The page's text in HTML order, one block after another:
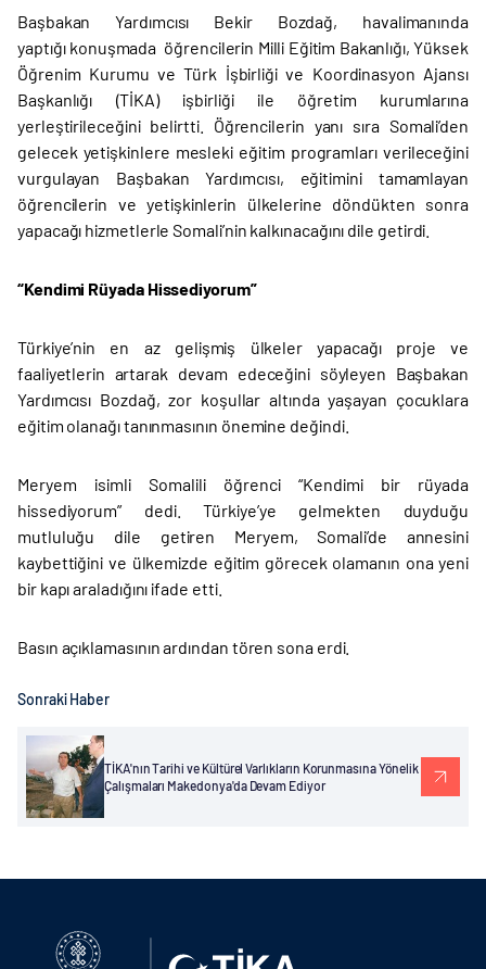
Başbakan Yardımcısı Bekir Bozdağ, havalimanında
yaptığı konuşmada öğrencilerin Milli Eğitim Bakanlığı, Yüksek
Öğrenim Kurumu ve Türk İşbirliği ve Koordinasyon Ajansı
Başkanlığı (TİKA) işbirliği ile öğretim kurumlarına
yerleştirileceğini belirtti. Öğrencilerin yanı sıra Somali’den
gelecek yetişkinlere mesleki eğitim programları verileceğini
vurgulayan Başbakan Yardımcısı, eğitimini tamamlayan
öğrencilerin ve yetişkinlerin ülkelerine döndükten sonra
yapacağı hizmetlerle Somali’nin kalkınacağını dile getirdi.
“Kendimi Rüyada Hissediyorum”
Türkiye’nin en az gelişmiş ülkeler yapacağı proje ve
faaliyetlerin artarak devam edeceğini söyleyen Başbakan
Yardımcısı Bozdağ, zor koşullar altında yaşayan çocuklara
eğitim olanağı tanınmasının önemine değindi.
Meryem isimli Somalili öğrenci “Kendimi bir rüyada
hissediyorum” dedi. Türkiye’ye gelmekten duyduğu
mutluluğu dile getiren Meryem, Somali’de annesini
kaybettiğini ve ülkemizde eğitim görecek olamanın ona yeni
bir kapı araladığını ifade etti.
Basın açıklamasının ardından tören sona erdi.
Sonraki Haber
TİKA'nın Tarihi ve Kültürel Varlıkların Korunmasına Yönelik
Çalışmaları Makedonya'da Devam Ediyor